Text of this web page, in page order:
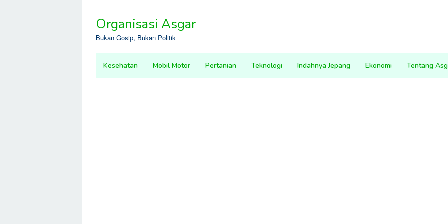
contentOrganisasi Asgar
Bukan Gosip, Bukan Politik
Kesehatan Mobil Motor Pertanian Teknologi Indahnya Jepang Ekonomi Tentang